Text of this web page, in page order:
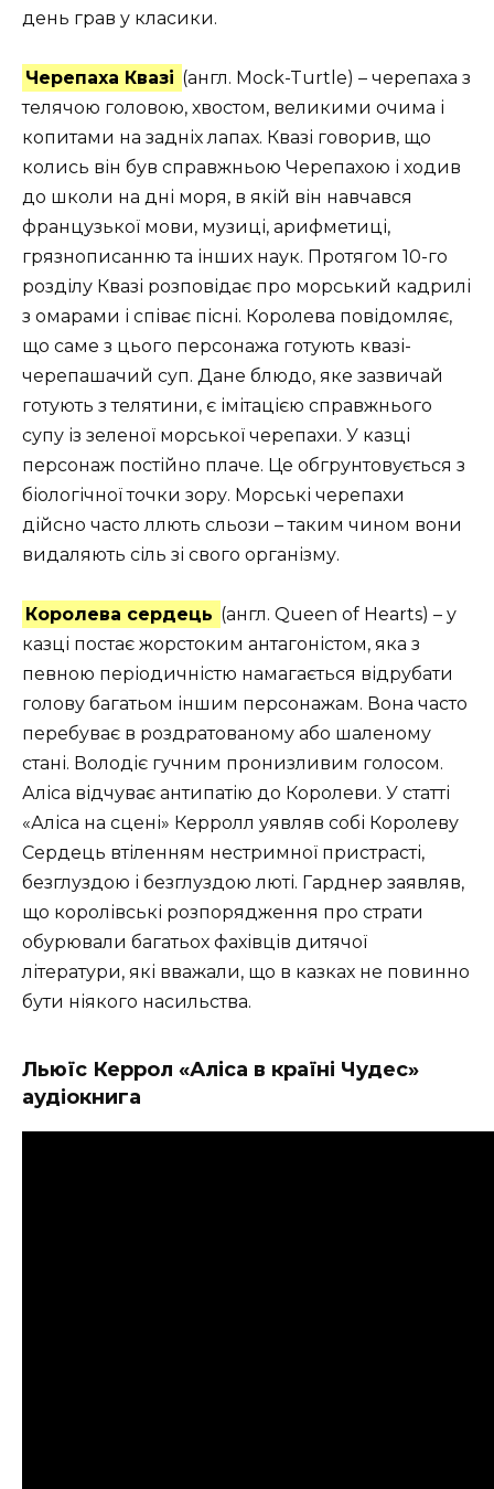
день грав у класики.
Черепаха Квазі (англ. Mock-Turtle) – черепаха з
телячою головою, хвостом, великими очима і
копитами на задніх лапах. Квазі говорив, що
колись він був справжньою Черепахою і ходив
до школи на дні моря, в якій він навчався
французької мови, музиці, арифметиці,
грязнописанню та інших наук. Протягом 10-го
розділу Квазі розповідає про морський кадрилі
з омарами і співає пісні. Королева повідомляє,
що саме з цього персонажа готують квазі-
черепашачий суп. Дане блюдо, яке зазвичай
готують з телятини, є імітацією справжнього
супу із зеленої морської черепахи. У казці
персонаж постійно плаче. Це обгрунтовується з
біологічної точки зору. Морські черепахи
дійсно часто ллють сльози – таким чином вони
видаляють сіль зі свого організму.
Королева сердець (англ. Queen of Hearts) – у
казці постає жорстоким антагоністом, яка з
певною періодичністю намагається відрубати
голову багатьом іншим персонажам. Вона часто
перебуває в роздратованому або шаленому
стані. Володіє гучним пронизливим голосом.
Аліса відчуває антипатію до Королеви. У статті
«Аліса на сцені» Керролл уявляв собі Королеву
Сердець втіленням нестримної пристрасті,
безглуздою і безглуздою люті. Гарднер заявляв,
що королівські розпорядження про страти
обурювали багатьох фахівців дитячої
літератури, які вважали, що в казках не повинно
бути ніякого насильства.
Льюїс Керрол «Аліса в країні Чудес»
аудіокнига